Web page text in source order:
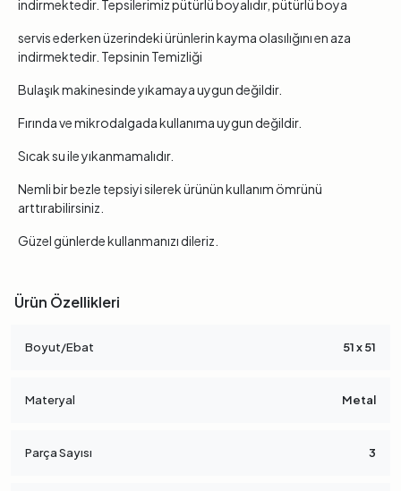
indirmektedir. Tepsilerimiz pütürlü boyalıdır, pütürlü boya
servis ederken üzerindeki ürünlerin kayma olasılığını en aza
indirmektedir. Tepsinin Temizliği
Bulaşık makinesinde yıkamaya uygun değildir.
Fırında ve mikrodalgada kullanıma uygun değildir.
Sıcak su ile yıkanmamalıdır.
Nemli bir bezle tepsiyi silerek ürünün kullanım ömrünü
arttırabilirsiniz.
Güzel günlerde kullanmanızı dileriz.
Ürün Özellikleri
Boyut/Ebat 51 x 51
Materyal Metal
Parça Sayısı 3